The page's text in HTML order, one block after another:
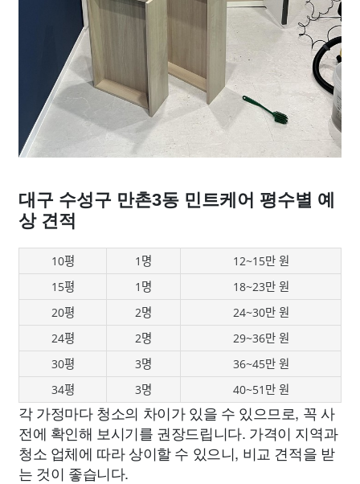
대구 수성구 만촌3동 민트케어 평수별 예
상 견적
10평 1명
12~15만 원
15평
1명
18~23만 원
20평
2명
24~30만 원
24평
2명
29~36만 원
30평
3명
36~45만 원
34평
3명 40~51만 원
각 가정마다 청소의 차이가 있을 수 있으므로, 꼭 사
전에 확인해 보시기를 권장드립니다. 가격이 지역과
청소 업체에 따라 상이할 수 있으니, 비교 견적을 받
는 것이 좋습니다.